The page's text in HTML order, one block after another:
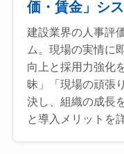
価・賃金」シ
建設業界の人事評
ム。現場の実情に
向上と採用力強化
昧」「現場の頑張
決し、組織の成長
と導入メリットを